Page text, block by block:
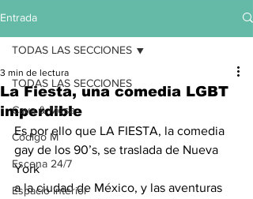
Entrada
TODAS LAS SECCIONES
Cava & Mesa
Código M
Escena 24/7
Espacio Interior
TODAS LAS SECCIONES
La Fiesta, una comedia LGBT
imperdible
3 min de lectura
Es por ello que LA FIESTA, la comedia
gay de los 90’s, se traslada de Nueva
York
a la ciudad de México, y las aventuras